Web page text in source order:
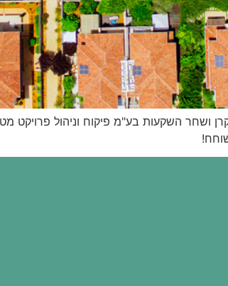
26 יחידות דיור קבלן מבצע: קרן ושחר השקעות בע"מ פיקוח